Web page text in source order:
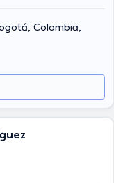
el ideal de tener
y ha
es el idioma principal
Colombia,